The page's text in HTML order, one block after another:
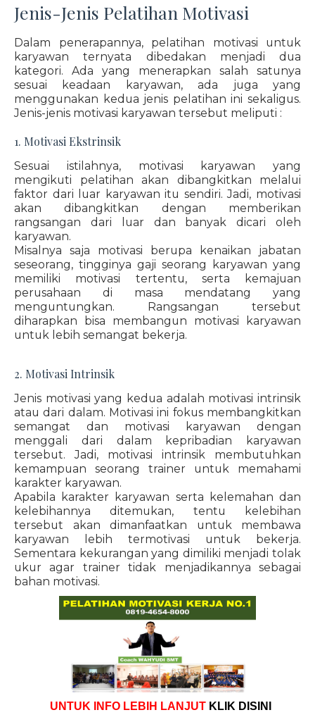
Jenis-Jenis Pelatihan Motivasi
Dalam penerapannya, pelatihan motivasi untuk
karyawan ternyata dibedakan menjadi dua
kategori. Ada yang menerapkan salah satunya
sesuai keadaan karyawan, ada juga yang
menggunakan kedua jenis pelatihan ini sekaligus.
Jenis-jenis motivasi karyawan tersebut meliputi :
1. Motivasi Ekstrinsik
Sesuai istilahnya, motivasi karyawan yang
mengikuti pelatihan akan dibangkitkan melalui
faktor dari luar karyawan itu sendiri. Jadi, motivasi
akan dibangkitkan dengan memberikan
rangsangan dari luar dan banyak dicari oleh
karyawan.
Misalnya saja motivasi berupa kenaikan jabatan
seseorang, tingginya gaji seorang karyawan yang
memiliki motivasi tertentu, serta kemajuan
perusahaan di masa mendatang yang
menguntungkan. Rangsangan tersebut
diharapkan bisa membangun motivasi karyawan
untuk lebih semangat bekerja.
2. Motivasi Intrinsik
Jenis motivasi yang kedua adalah motivasi intrinsik
atau dari dalam. Motivasi ini fokus membangkitkan
semangat dan motivasi karyawan dengan
menggali dari dalam kepribadian karyawan
tersebut. Jadi, motivasi intrinsik membutuhkan
kemampuan seorang trainer untuk memahami
karakter karyawan.
Apabila karakter karyawan serta kelemahan dan
kelebihannya ditemukan, tentu kelebihan
tersebut akan dimanfaatkan untuk membawa
karyawan lebih termotivasi untuk bekerja.
Sementara kekurangan yang dimiliki menjadi tolak
ukur agar trainer tidak menjadikannya sebagai
bahan motivasi.
UNTUK INFO LEBIH LANJUT KLIK DISINI